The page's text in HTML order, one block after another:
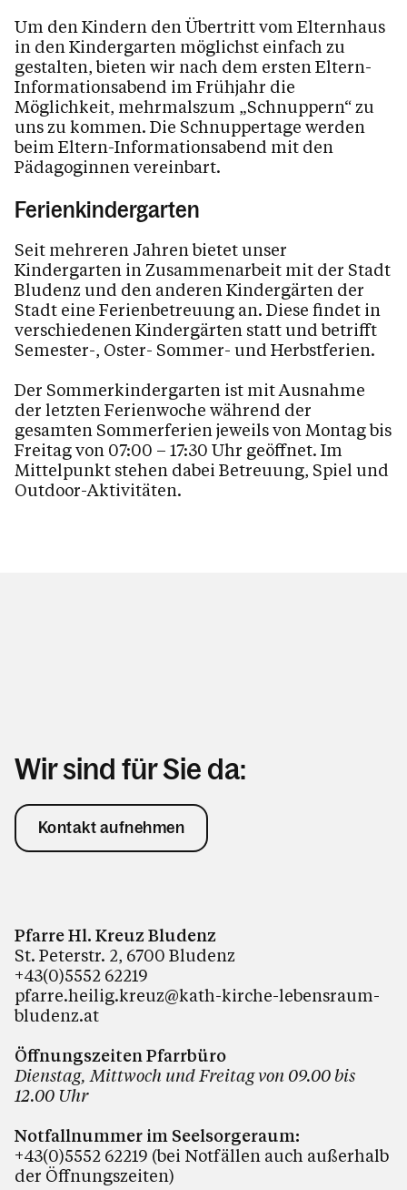
Um den Kindern den Übertritt vom Elternhaus
in den Kindergarten möglichst einfach zu
gestalten, bieten wir nach dem ersten Eltern-
Informationsabend im Frühjahr die
Möglichkeit, mehrmalszum „Schnuppern“ zu
uns zu kommen. Die Schnuppertage werden
beim Eltern-Informationsabend mit den
Pädagoginnen vereinbart.
Ferienkindergarten
Seit mehreren Jahren bietet unser
Kindergarten in Zusammenarbeit mit der Stadt
Bludenz und den anderen Kindergärten der
Stadt eine Ferienbetreuung an. Diese findet in
verschiedenen Kindergärten statt und betrifft
Semester-, Oster- Sommer- und Herbstferien.
Der Sommerkindergarten ist mit Ausnahme
der letzten Ferienwoche während der
gesamten Sommerferien jeweils von Montag bis
Freitag von 07:00 – 17:30 Uhr geöffnet. Im
Mittelpunkt stehen dabei Betreuung, Spiel und
Outdoor-Aktivitäten.
Wir sind für Sie da:
Kontakt aufnehmen
Pfarre Hl. Kreuz Bludenz
St. Peterstr. 2, 6700 Bludenz
+43(0)5552 62219
pfarre.heilig.kreuz@kath-kirche-lebensraum-
bludenz.at
Öffnungszeiten Pfarrbüro
Dienstag, Mittwoch und Freitag von 09.00 bis
12.00 Uhr
Notfallnummer im Seelsorgeraum:
+43(0)5552 62219 (bei Notfällen auch außerhalb
der Öffnungszeiten)